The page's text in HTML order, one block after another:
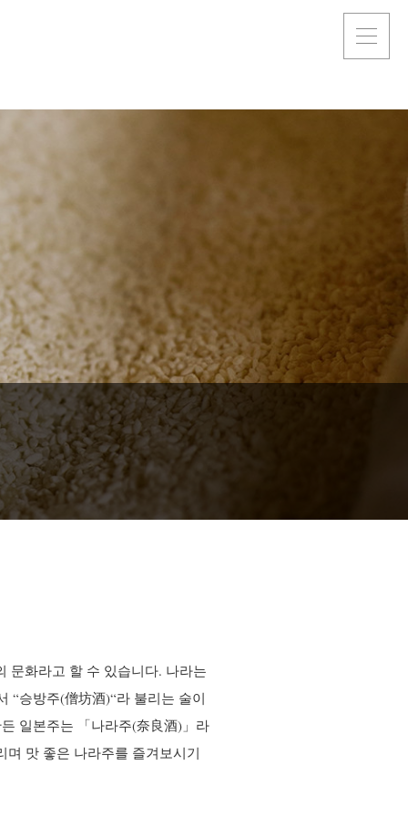
문화라고 할 수 있습니다. 나라는
“승방주(僧坊酒)“라 불리는 술이
일본주는 「나라주(奈良酒) 」라
맛 좋은 나라주를 즐겨보시기